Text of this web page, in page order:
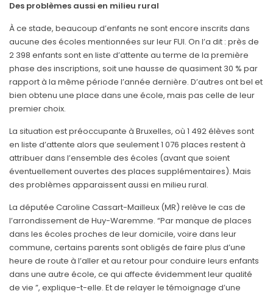
Des problèmes aussi en milieu rural
À ce stade, beaucoup d’enfants ne sont encore inscrits dans
aucune des écoles mentionnées sur leur FUI. On l’a dit : près de
2 398 enfants sont en liste d’attente au terme de la première
phase des inscriptions, soit une hausse de quasiment 30 % par
rapport à la même période l’année dernière. D’autres ont bel et
bien obtenu une place dans une école, mais pas celle de leur
premier choix.
La situation est préoccupante à Bruxelles, où 1 492 élèves sont
en liste d’attente alors que seulement 1 076 places restent à
attribuer dans l’ensemble des écoles (avant que soient
éventuellement ouvertes des places supplémentaires). Mais
des problèmes apparaissent aussi en milieu rural.
La députée Caroline Cassart-Mailleux (MR) relève le cas de
l’arrondissement de Huy-Waremme. “Par manque de places
dans les écoles proches de leur domicile, voire dans leur
commune, certains parents sont obligés de faire plus d’une
heure de route à l’aller et au retour pour conduire leurs enfants
dans une autre école, ce qui affecte évidemment leur qualité
de vie ”, explique-t-elle. Et de relayer le témoignage d’une